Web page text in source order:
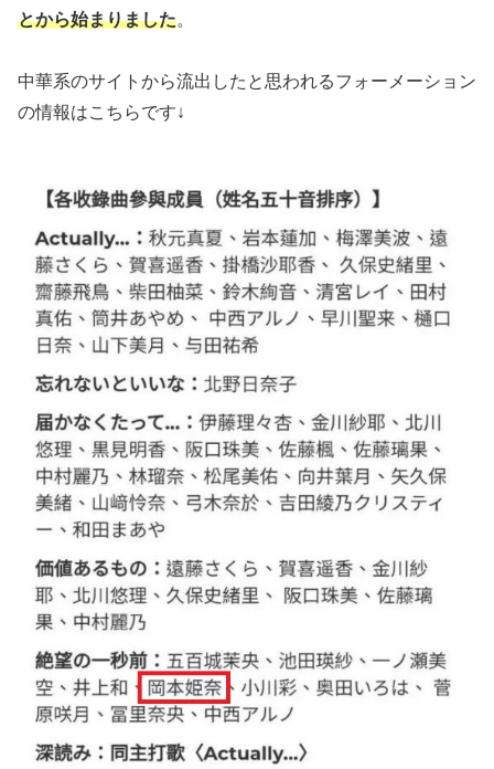
とから始まりました。
中華系のサイトから流出したと思われるフォーメーション
の情報はこちらです↓